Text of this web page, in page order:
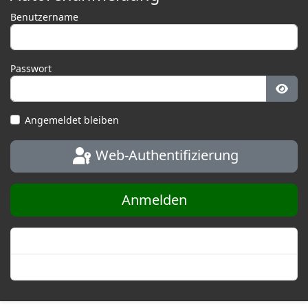
Benutzername
Passwort
Angemeldet bleiben
Web-Authentifizierung
Anmelden